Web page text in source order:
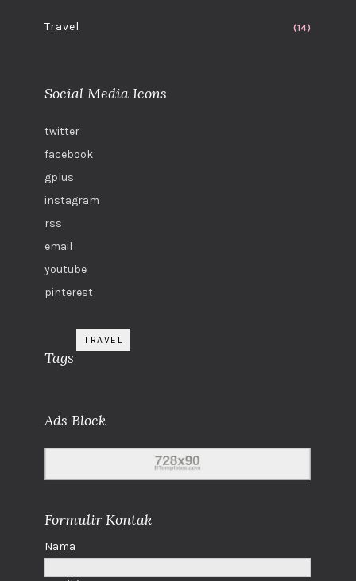
Travel (14)
Social Media Icons
twitter
facebook
gplus
instagram
rss
email
youtube
pinterest
Tags
TRAVEL
Ads Block
Formulir Kontak
Nama